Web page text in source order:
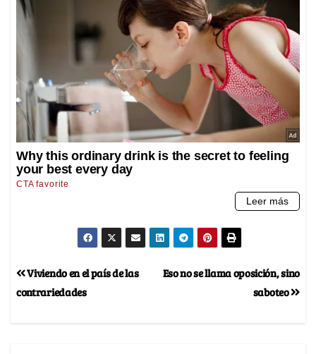
Eso no se llama oposición, sino
saboteo
Viviendo en el país de las
contrariedades